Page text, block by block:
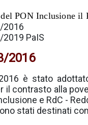
PON Inclusione il
2016
PaIS
2016
è stato
il contrasto alla
e RdC -
stati destinati